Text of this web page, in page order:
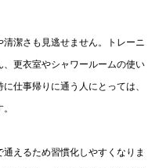
潔さも見逃せません。トレーニ
更衣室やシャワールームの使い
仕事帰りに通う人にとっては、
えるため習慣化しやすくなりま